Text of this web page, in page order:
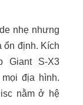
nhẹ nhưng
ổn định. Kích
Giant S-X3
địa hình.
nằm ở hệ